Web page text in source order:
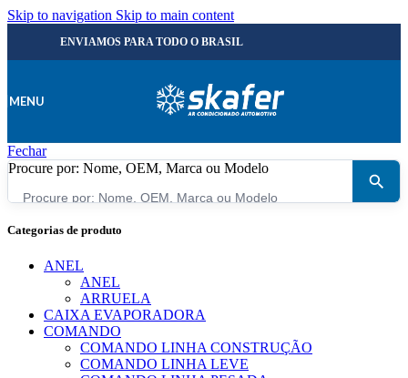
Skip to navigation Skip to main content
ENVIAMOS PARA TODO O BRASIL
MENU
Fechar
Procure por: Nome, OEM, Marca ou Modelo
×
Categorias de produto
ANEL
ANEL
ARRUELA
CAIXA EVAPORADORA
COMANDO
COMANDO LINHA CONSTRUÇÃO
COMANDO LINHA LEVE